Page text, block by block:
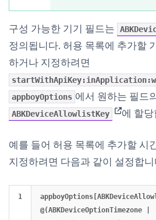
구성 가능한 기기 필드는
정의됩니다. 허용 목록에 추가할
하거나 지정하려면
appboyOptions 에서 원하는 필드
ABKDeviceAllowlistKey (opens in
에 할
예를 들어 허용 목록에 추가할 시
지정하려면 다음과 같이 설정합니
@(ABKDeviceOptionTimezone |